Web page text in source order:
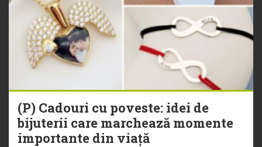
(P) Cadouri cu poveste: idei de
bijuterii care marchează momente
importante din viață